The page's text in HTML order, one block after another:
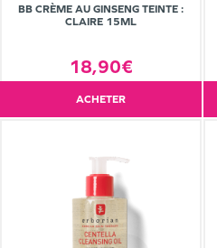
BB CRÈME AU GINSENG TEINTE :
CLAIRE 15ML
18,90€
ACHETER